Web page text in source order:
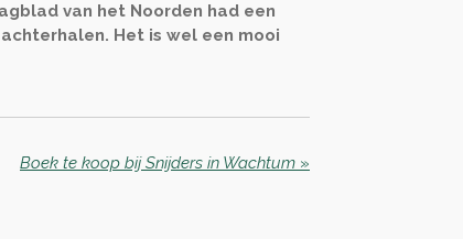
van het Noorden had een
Het is wel een mooi
Boek te koop bij Snijders in Wachtum »